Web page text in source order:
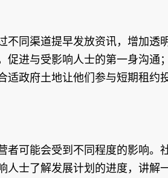
同渠道提早发放资讯，增加透
进与受影响人士的第一身沟通
政府土地让他们参与短期租约投
可能会受到不同程度的影响。
士了解发展计划的进度，讲解